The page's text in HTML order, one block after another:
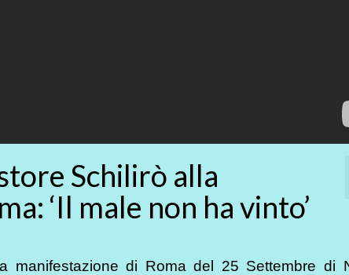
Schilirò alla
‘Il male non ha vinto’
manifestazione di Roma del 25 Settembre di